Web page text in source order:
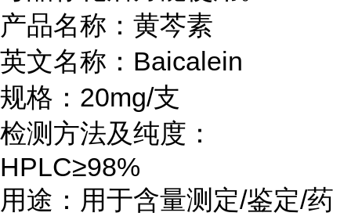
产品名称：黄芩素
英文名称：Baicalein
规格：20mg/支
检测方法及纯度：
HPLC≥98%
用途：用于含量测定/鉴定/药